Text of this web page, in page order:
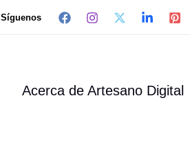
Síguenos
Acerca de Artesano Digital